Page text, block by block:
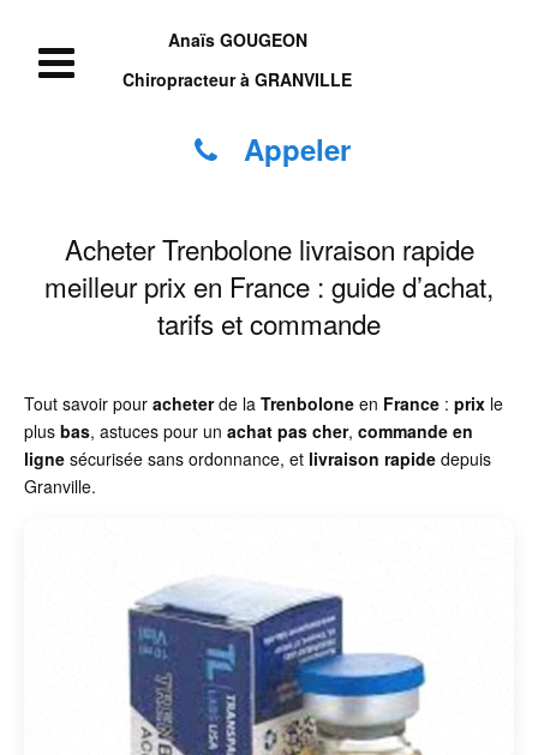
Anaïs GOUGEON
Chiropracteur à GRANVILLE
Appeler
Acheter Trenbolone livraison rapide
meilleur prix en France : guide d’achat,
tarifs et commande
Tout savoir pour acheterde la Trenbolone en France : prix le
plus bas, astuces pour un achat pas cher, commande en
ligne sécurisée sans ordonnance, et livraison rapide depuis
Granville.